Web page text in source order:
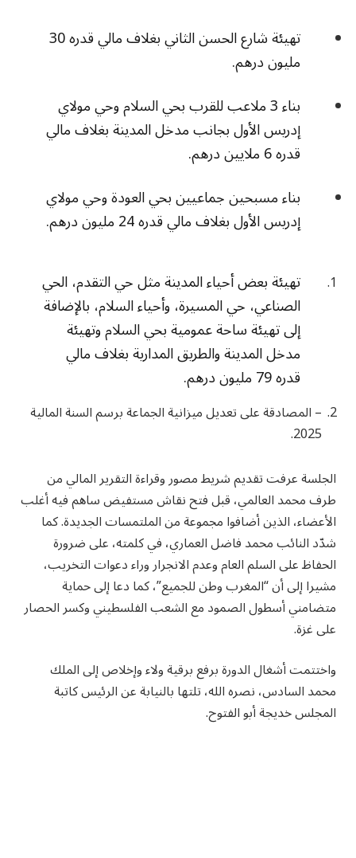
تهيئة شارع الحسن الثاني بغلاف مالي قدره 30
مليون درهم.
بناء 3 ملاعب للقرب بحي السلام وحي مولاي
إدريس الأول بجانب مدخل المدينة بغلاف مالي
قدره 6 ملايين درهم.
بناء مسبحين جماعيين بحي العودة وحي مولاي
إدريس الأول بغلاف مالي قدره 24 مليون درهم.
تهيئة بعض أحياء المدينة مثل حي التقدم، الحي
الصناعي، حي المسيرة، وأحياء السلام، بالإضافة
إلى تهيئة ساحة عمومية بحي السلام وتهيئة
مدخل المدينة والطريق المدارية بغلاف مالي
قدره 79 مليون درهم.
– المصادقة على تعديل ميزانية الجماعة برسم السنة المالية
2025.
الجلسة عرفت تقديم شريط مصور وقراءة التقرير المالي من
طرف محمد العالمي، قبل فتح نقاش مستفيض ساهم فيه أغلب
الأعضاء، الذين أضافوا مجموعة من الملتمسات الجديدة. كما
شدّد النائب محمد فاضل العماري، في كلمته، على ضرورة
الحفاظ على السلم العام وعدم الانجرار وراء دعوات التخريب،
مشيرا إلى أن “المغرب وطن للجميع”، كما دعا إلى حماية
متضامني أسطول الصمود مع الشعب الفلسطيني وكسر الحصار
على غزة.
واختتمت أشغال الدورة برفع برقية ولاء وإخلاص إلى الملك
محمد السادس، نصره الله، تلتها بالنيابة عن الرئيس كاتبة
المجلس خديجة أبو الفتوح.